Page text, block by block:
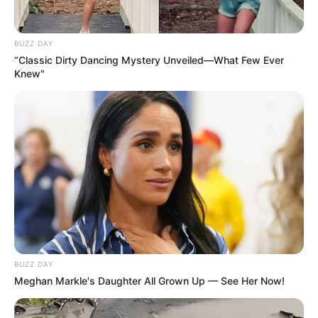
BUZZ DAY
“Classic Dirty Dancing Mystery Unveiled—What Few Ever
Knew"
BUZZ DAY
Meghan Markle's Daughter All Grown Up — See Her Now!